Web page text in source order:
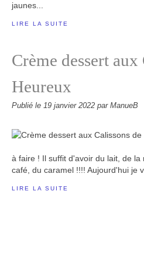
jaunes...
LIRE LA SUITE
Crème dessert
Heureux
Publié le 19 janvier 2022 par ManueB
à faire ! Il suffit d'avoir du lait, de
café, du caramel !!!! Aujourd'hui je
LIRE LA SUITE